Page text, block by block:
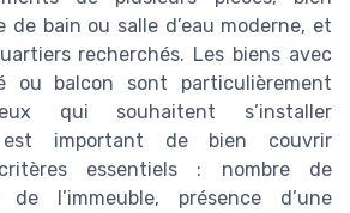
de bain ou salle d’eau moderne, et
recherchés. Les biens avec
ou balcon sont particulièrement
qui souhaitent s’installer
est important de bien couvrir
critères essentiels : nombre de
de l’immeuble, présence d’une